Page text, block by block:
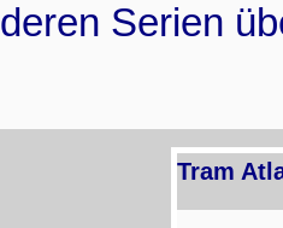
Serien
Tram